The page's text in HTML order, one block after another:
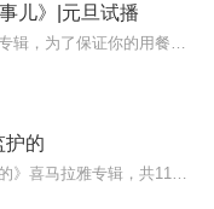
儿》|元旦试播
护的